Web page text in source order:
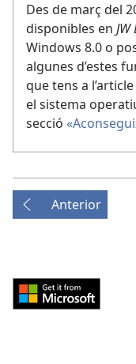
Des de març del
disponibles en
Windows 8.0 o
algunes d’estes
que tens a
el sistema
secció
Anterior
Download
from